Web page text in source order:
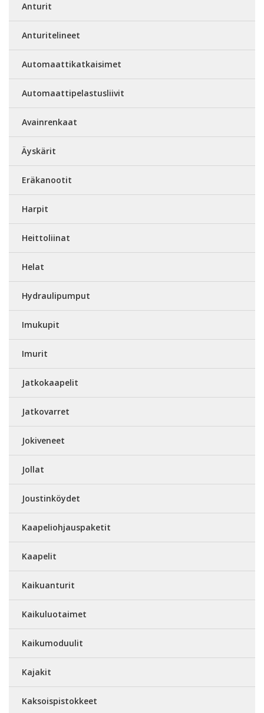
Anturit
Anturitelineet
Automaattikatkaisimet
Automaattipelastusliivit
Avainrenkaat
Äyskärit
Eräkanootit
Harpit
Heittoliinat
Helat
Hydraulipumput
Imukupit
Imurit
Jatkokaapelit
Jatkovarret
Jokiveneet
Jollat
Joustinköydet
Kaapeliohjauspaketit
Kaapelit
Kaikuanturit
Kaikuluotaimet
Kaikumoduulit
Kajakit
Kaksoispistokkeet